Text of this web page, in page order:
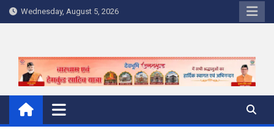
Skip
to
Wednesday, August 5, 2026